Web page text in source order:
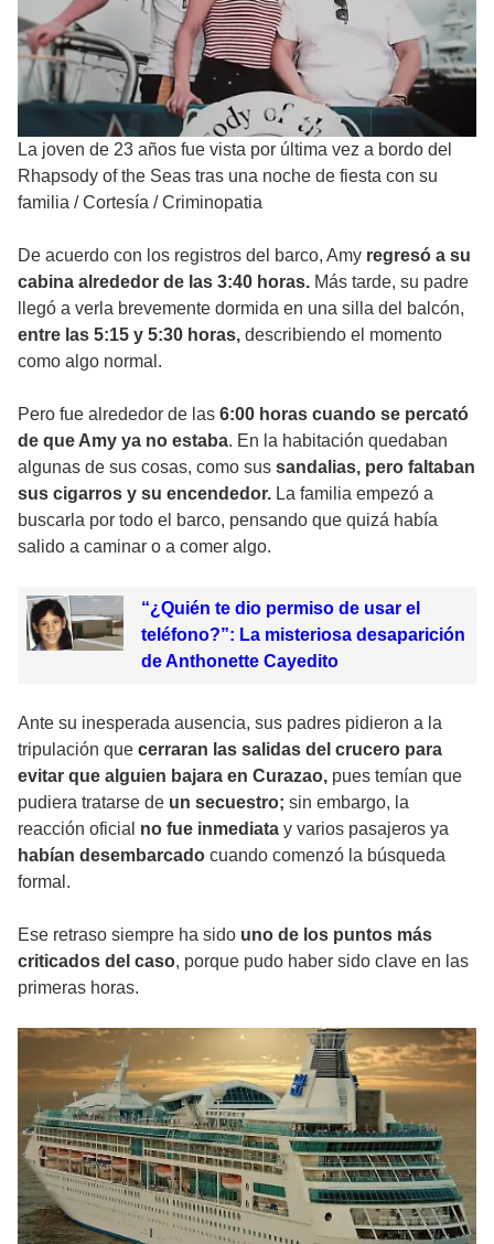
La joven de 23 años fue vista por última vez a bordo del
Rhapsody of the Seas tras una noche de fiesta con su
familia /Cortesía / Criminopatia
De acuerdo con los registros del barco, Amy regresó a su
cabina alrededor de las 3:40 horas. Más tarde, su padre
llegó a verla brevemente dormida en una silla del balcón,
entre las 5:15 y 5:30 horas, describiendo el momento
como algo normal.
Pero fue alrededor de las 6:00 horas cuando se percató
de que Amy ya no estaba. En la habitación quedaban
algunas de sus cosas, como sus sandalias, pero faltaban
sus cigarros y su encendedor. La familia empezó a
buscarla por todo el barco, pensando que quizá había
salido a caminar o a comer algo.
“¿Quién te dio permiso de usar el
teléfono?”: La misteriosa desaparición
de Anthonette Cayedito
Ante su inesperada ausencia, sus padres pidieron a la
tripulación que cerraran las salidas del crucero para
evitar que alguien bajara en Curazao, pues temían que
pudiera tratarse de un secuestro; sin embargo, la
reacción oficial no fue inmediata y varios pasajeros ya
habían desembarcado cuando comenzó la búsqueda
formal.
Ese retraso siempre ha sido uno de los puntos más
criticados del caso, porque pudo haber sido clave en las
primeras horas.